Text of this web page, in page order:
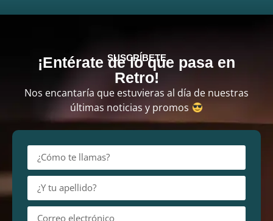
SUSCRÍBETE
¡Entérate de lo que pasa en
Retro!
Nos encantaría que estuvieras al día de nuestras
últimas noticias y promos